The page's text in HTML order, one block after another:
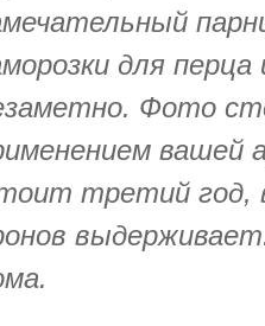
для
Фото
вашей
третий год,